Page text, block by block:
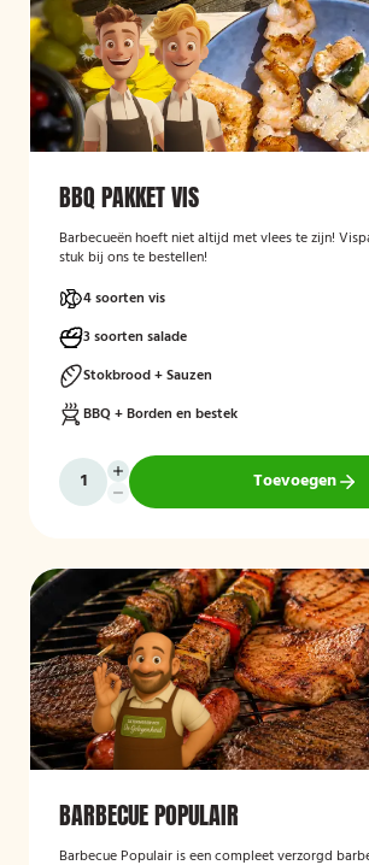
BBQ PAKKET VIS
Barbecueën hoeft niet altijd met vlees te zijn!
stuk bij ons te bestellen!
4 soorten vis
3 soorten salade
Stokbrood + Sauzen
BBQ + Borden en bestek
Toevoegen
BARBECUE POPULAIR
Barbecue Populair is een compleet verzorgd